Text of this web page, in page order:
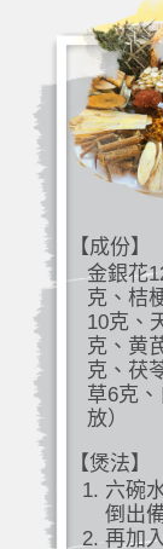
【成份】
金銀花
克、桔
10克、
克、黄
克、茯
草6克
放）
【煲法】
六碗
倒出
再加